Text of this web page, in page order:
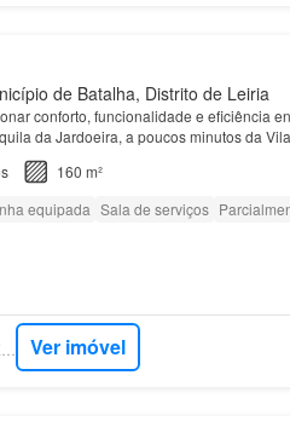
de Batalha, Distrito de Leiria
conforto, funcionalidade e eficiência
da Jardoeira, a poucos minutos da
, ideal para escritório ou quar…
160 m²
equipada Sala de serviços
Ver imóvel